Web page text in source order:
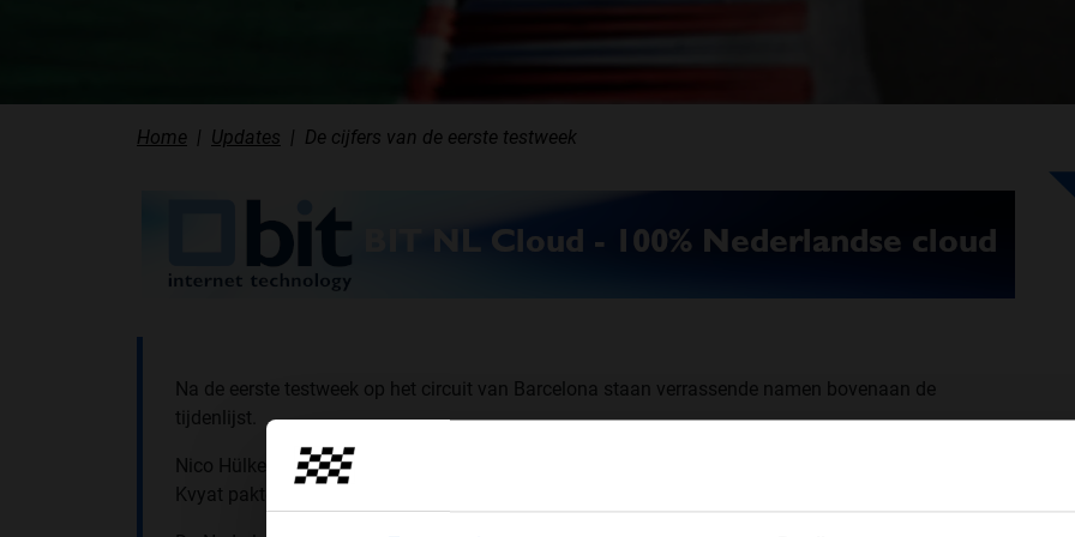
Home Updates De cijfers van de eerste testweek
Na de eerste testweek op het circuit van Barcelona staan verrassende namen bovenaan de
tijdenlijst.
Nico Hülkenberg was de snelste coureur en de Toro Rosso-coureurs Alexander Albon en Daniil
Kvyat pakten de tweede en derde tijd. Max Verstappen zette de zestiende tijd op de klokken.